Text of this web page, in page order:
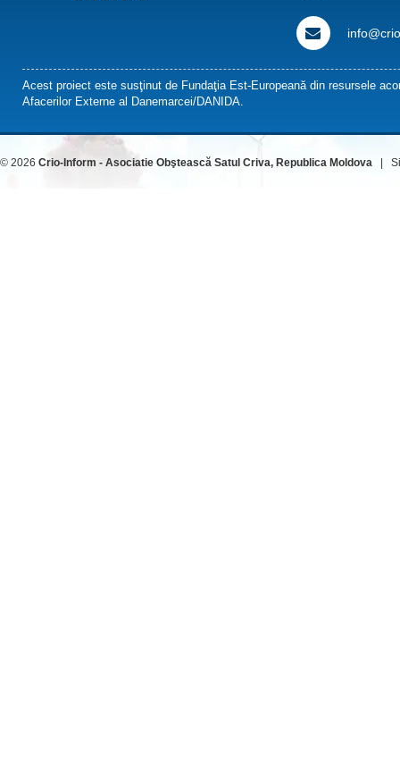
Acest proiect este susţinut de Fundaţia Est-Europeană din resursele
Afacerilor Externe al Danemarcei/DANIDA.
© 2026 Crio-Inform - Asociatie Obştească Satul Criva, Republica Moldova |